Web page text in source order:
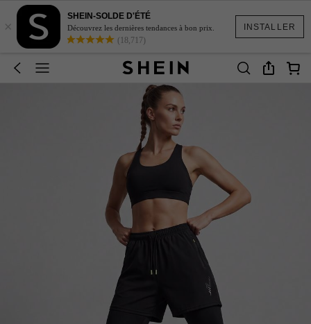
INSTALLER
×
SHEIN-SOLDE D'ÉTÉ
Découvrez les dernières tendances à bon prix.
(18,717)